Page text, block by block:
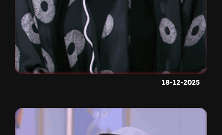
18-12-2025